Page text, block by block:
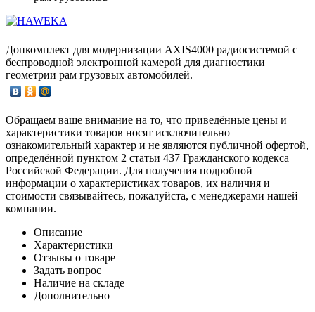
Допкомплект для модернизации AXIS4000 радиосистемой с
беспроводной электронной камерой для диагностики
геометрии рам грузовых автомобилей.
Обращаем ваше внимание на то, что приведённые цены и
характеристики товаров носят исключительно
ознакомительный характер и не являются публичной офертой,
определённой пунктом 2 статьи 437 Гражданского кодекса
Российской Федерации. Для получения подробной
информации о характеристиках товаров, их наличия и
стоимости связывайтесь, пожалуйста, с менеджерами нашей
компании.
Описание
Характеристики
Отзывы о товаре
Задать вопрос
Наличие на складе
Дополнительно